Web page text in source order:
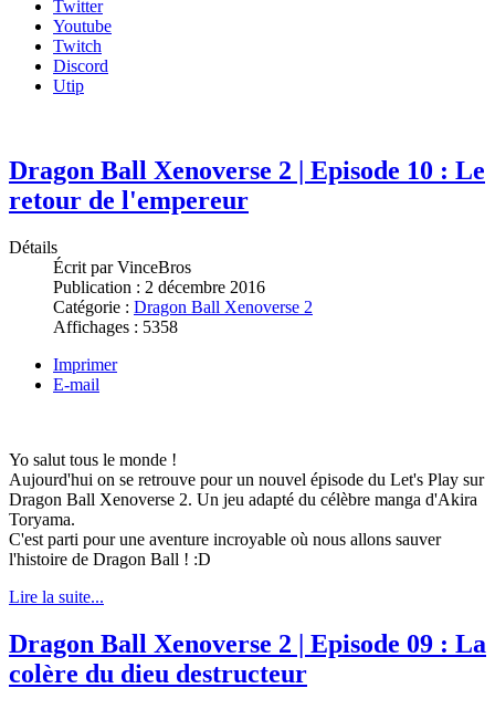
Twitter
Youtube
Twitch
Discord
Utip
Dragon Ball Xenoverse 2 | Episode 10 : Le
retour de l'empereur
Détails
Écrit parVinceBros
Publication : 2 décembre 2016
Catégorie : Dragon Ball Xenoverse 2
Affichages : 5358
Imprimer
E-mail
Yo salut tous le monde !
Aujourd'hui on se retrouve pour un nouvel épisode du Let's Play sur
Dragon Ball Xenoverse 2. Un jeu adapté du célèbre manga d'Akira
Toryama.
C'est parti pour une aventure incroyable où nous allons sauver
l'histoire de Dragon Ball ! :D
Lire la suite...
Dragon Ball Xenoverse 2 | Episode 09 : La
colère du dieu destructeur